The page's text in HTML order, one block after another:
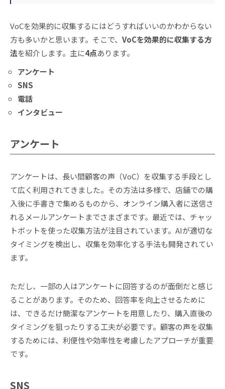
VoCを効果的に収集するにはどうすればいいのかわからない
方も多いかと思います。そこで、 VoCを効果的に収集する方
法を紹介します。主に4点あります。
アンケート
SNS
電話
インタビュー
アンケート
アンケートは、長い間顧客の声（VoC）を収集する手段とし
て広く利用されてきました。その方法は多様で、店舗での購
入後に手書きで集めるものから、オンライン購入者に送信さ
れるメールアンケートまでさまざまです。最近では、チャッ
トボットを使った収集方法が注目されています。AIが適切な
タイミングを検出し、収集を効率化する手法も開発されてい
ます。
ただし、一部の人はアンケートに回答するのが面倒だと感じ
ることがあります。そのため、回答率を向上させるために
は、できるだけ簡潔なアンケートを用意したり、購入直後の
タイミングを狙ったりする工夫が必要です。顧客の声を収集
するためには、利便性や効率性を考慮したアプローチが重要
です。
SNS